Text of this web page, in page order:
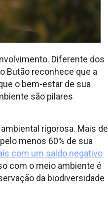
Diferente dos
Butão reconhece que a
o bem-estar de sua
são pilares
rigorosa. Mais de
menos 60% de sua
com um saldo negativo
com o meio ambiente é
da biodiversidade